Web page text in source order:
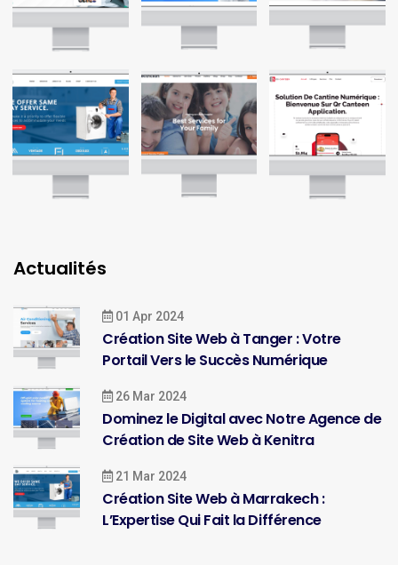
Actualités
01 Apr 2024
Création Site Web à Tanger : Votre
Portail Vers le Succès Numérique
26 Mar 2024
Dominez le Digital avec Notre Agence de
Création de Site Web à Kenitra
21 Mar 2024
Création Site Web à Marrakech :
L’Expertise Qui Fait la Différence